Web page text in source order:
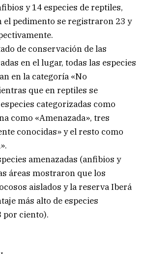
y 14 especies de reptiles,
el pedimento se registraron 23 y
de conservación de las
en el lugar, todas las especies
en la categoría «No
que en reptiles se
categorizadas como
como «Amenazada», tres
conocidas» y el resto como
amenazadas (anfibios y
áreas mostraron que los
aislados y la reserva Iberá
más alto de especies
por ciento).